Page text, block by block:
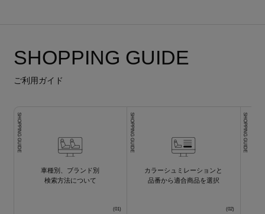
SHOPPING GUIDE
ご利用ガイド
SHOPPING GUIDE
車種別、ブランド別
検索方法について
SHOPPING GUIDE
カラーシュミレーションと
品番から適合商品を選択
SHOPPING GUIDE